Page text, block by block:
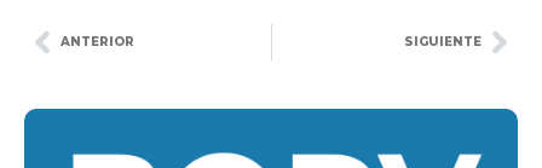
ANTERIOR SIGUIENTE